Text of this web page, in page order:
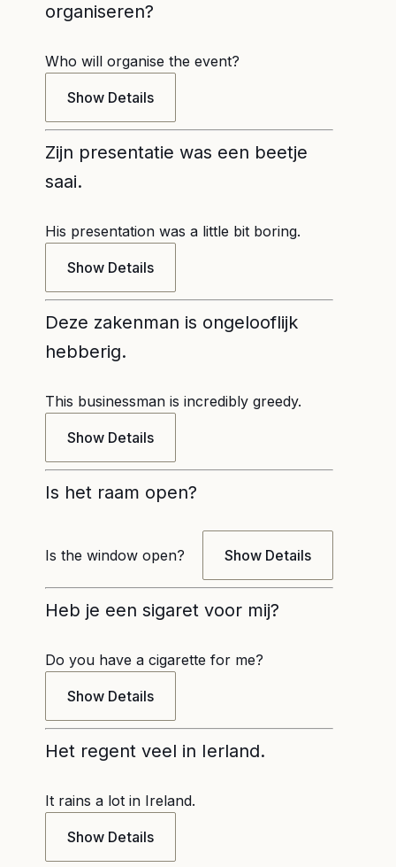
organiseren?
Who will organise the event?
Show Details
Zijn presentatie was een beetje
saai.
His presentation was a little bit boring.
Show Details
Deze zakenman is ongelooflijk
hebberig.
This businessman is incredibly greedy.
Show Details
Is het raam open?
Is the window open? Show Details
Heb je een sigaret voor mij?
Do you have a cigarette for me?
Show Details
Het regent veel in Ierland.
It rains a lot in Ireland.
Show Details